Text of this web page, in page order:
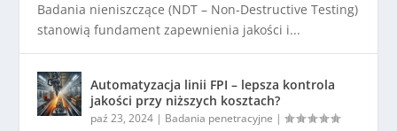
Badania nieniszczące (NDT – Non-Destructive Testing)
stanowią fundament zapewnienia jakości i...
Automatyzacja linii FPI – lepsza kontrola
jakości przy niższych kosztach?
paź 23, 2024 | Badania penetracyjne |